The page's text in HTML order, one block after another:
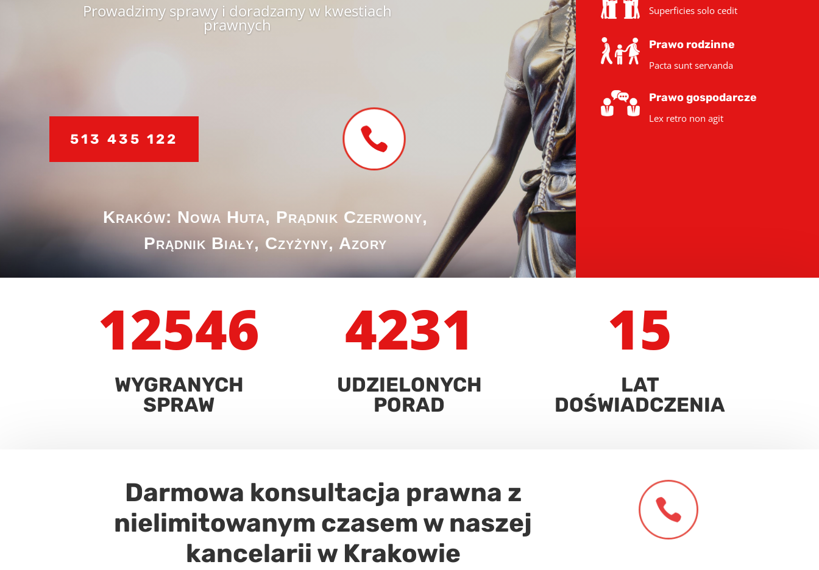
Prowadzimy sprawy i doradzamy w kwestiach
prawnych
513 435 122 
Kraków: Nowa Huta, Prądnik Czerwony,
Prądnik Biały, Czyżyny, Azory
Superficies solo cedit
Prawo rodzinne
Pacta sunt servanda
Prawo gospodarcze
Lex retro non agit
12546
WYGRANYCH
SPRAW
4231
UDZIELONYCH
PORAD
15
LAT
DOŚWIADCZENIA
Darmowa konsultacja prawna z
nielimitowanym czasem w naszej
kancelarii w Krakowie
